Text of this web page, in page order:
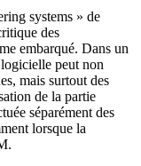
systems » de
des
embarqué. Dans un
peut non
mais surtout des
de la partie
séparément des
lorsque la